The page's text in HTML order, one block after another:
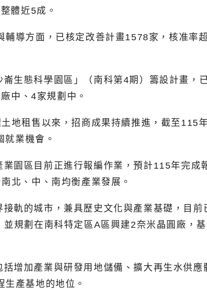
體近5成。
導方面，已核定改善計畫1578家，核准率
生態科學園區」（南科第4期）籌設計畫
中、4家規劃中。
地租售以來，招商成果持續推進，截至115
業機會。
園區目前正進行報編作業，預計115年完
北、中、南均衡產業發展。
軌的城市，兼具歷史文化與產業基礎，目
規劃在南科特定區A區興建2奈米晶圓廠，
增加產業與研發用地儲備、擴大再生水供
產基地的地位。